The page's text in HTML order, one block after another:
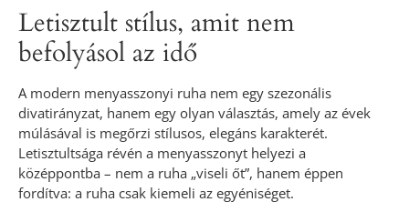
Letisztult stílus, amit nem
befolyásol az idő
A modern menyasszonyi ruha nem egy szezonális
divatirányzat, hanem egy olyan választás, amely az évek
múlásával is megőrzi stílusos, elegáns karakterét.
Letisztultsága révén a menyasszonyt helyezi a
középpontba – nem a ruha „viseli őt”, hanem éppen
fordítva: a ruha csak kiemeli az egyéniséget.